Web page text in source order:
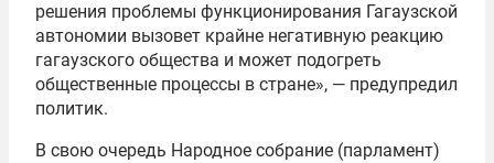
решения проблемы функционирования Гагаузской
автономии вызовет крайне негативную реакцию
гагаузского общества и может подогреть
общественные процессы в стране», — предупредил
политик.
В свою очередь Народное собрание (парламент)